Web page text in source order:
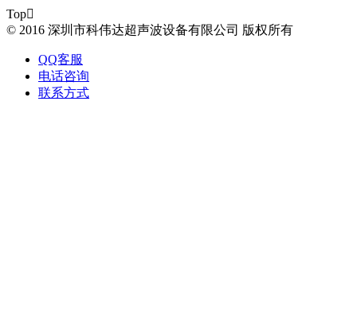
Top
© 2016 深圳市科伟达超声波设备有限公司 版权所有
QQ客服
电话咨询
联系方式